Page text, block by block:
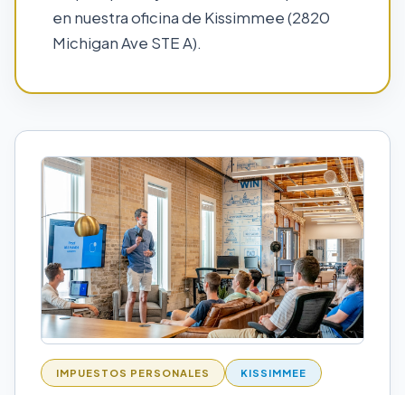
en nuestra oficina de Kissimmee (2820
Michigan Ave STE A).
IMPUESTOS PERSONALES KISSIMMEE